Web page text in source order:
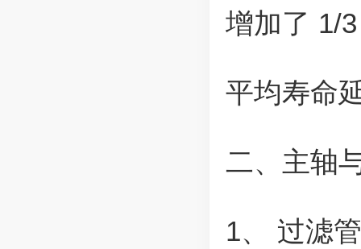
增加了 1/
平均寿命
二、主轴
1、 过滤